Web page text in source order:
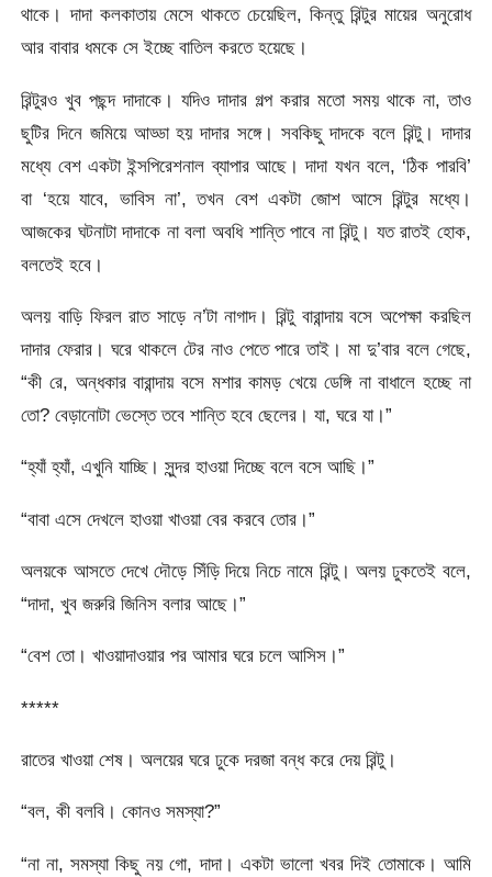
থাকে। দাদা কলকাতায় মেসে থাকতে চেয়েছিল, কিন্তু রিন্টুর মায়ের অনুরোধ
আর বাবার ধমকে সে ইচ্ছে বাতিল করতে হয়েছে।
রিন্টুরও খুব পছন্দ দাদাকে। যদিও দাদার গল্প করার মতো সময় থাকে না, তাও
ছুটির দিনে জমিয়ে আড্ডা হয় দাদার সঙ্গে। সবকিছু দাদকে বলে রিন্টু। দাদার
মধ্যে বেশ একটা ইন্সপিরেশনাল ব্যাপার আছে। দাদা যখন বলে, ‘ঠিক পারবি’
বা ‘হয়ে যাবে, ভাবিস না’, তখন বেশ একটা জোশ আসে রিন্টুর মধ্যে।
আজকের ঘটনাটা দাদাকে না বলা অবধি শান্তি পাবে না রিন্টু। যত রাতই হোক,
বলতেই হবে।
অলয় বাড়ি ফিরল রাত সাড়ে ন’টা নাগাদ। রিন্টু বারান্দায় বসে অপেক্ষা করছিল
দাদার ফেরার। ঘরে থাকলে টের নাও পেতে পারে তাই। মা দু’বার বলে গেছে,
“কী রে, অন্ধকার বারান্দায় বসে মশার কামড় খেয়ে ডেঙ্গি না বাধালে হচ্ছে না
তো? বেড়ানোটা ভেস্তে তবে শান্তি হবে ছেলের। যা, ঘরে যা।”
“হ্যাঁ হ্যাঁ, এখুনি যাচ্ছি। সুন্দর হাওয়া দিচ্ছে বলে বসে আছি।”
“বাবা এসে দেখলে হাওয়া খাওয়া বের করবে তোর।”
অলয়কে আসতে দেখে দৌড়ে সিঁড়ি দিয়ে নিচে নামে রিন্টু। অলয় ঢুকতেই বলে,
“দাদা, খুব জরুরি জিনিস বলার আছে।”
“বেশ তো। খাওয়াদাওয়ার পর আমার ঘরে চলে আসিস।”
*****
রাতের খাওয়া শেষ। অলয়ের ঘরে ঢুকে দরজা বন্ধ করে দেয় রিন্টু।
“বল, কী বলবি। কোনও সমস্যা?”
“না না, সমস্যা কিছু নয় গো, দাদা। একটা ভালো খবর দিই তোমাকে। আমি